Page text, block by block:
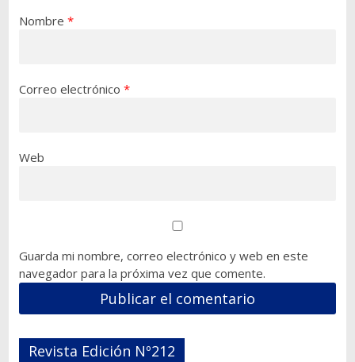
Nombre *
Correo electrónico *
Web
Guarda mi nombre, correo electrónico y web en este
navegador para la próxima vez que comente.
Revista Edición Nº212